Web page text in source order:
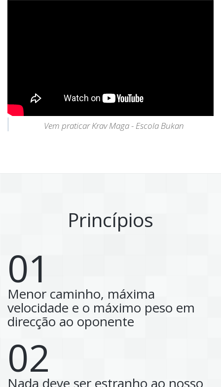
Vem praticar Krav Maga - Escola Bukan
Princípios
01
Menor caminho, máxima
velocidade e o máximo peso em
direcção ao oponente
02
Nada deve ser estranho ao nosso